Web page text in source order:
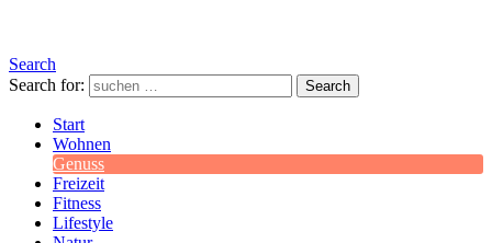
Search
Search for:
Search
Start
Wohnen
Genuss
Freizeit
Fitness
Lifestyle